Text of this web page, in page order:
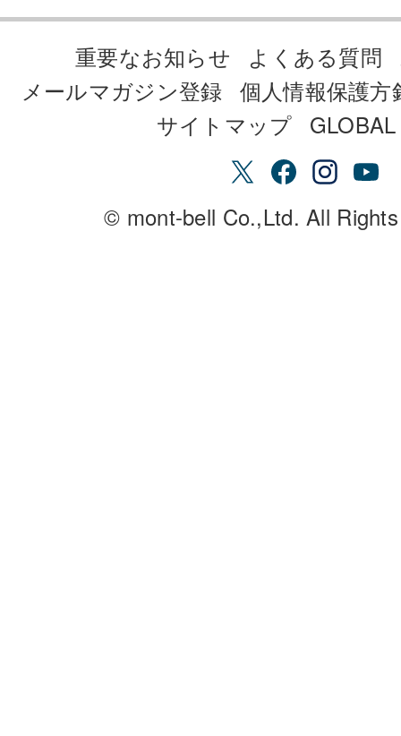
重要なお知らせ よくある質問
メールマガジン登録 個人情報保護方
サイトマップ
© mont-bell Co.,Ltd. All